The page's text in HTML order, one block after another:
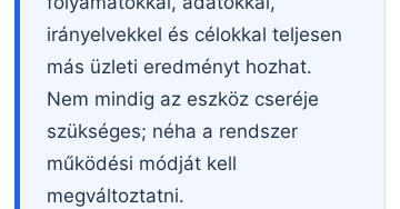
irányelvekkel és célokkal teljesen
más üzleti eredményt hozhat.
Nem mindig az eszköz cseréje
szükséges; néha a rendszer
működési módját kell
megváltoztatni.